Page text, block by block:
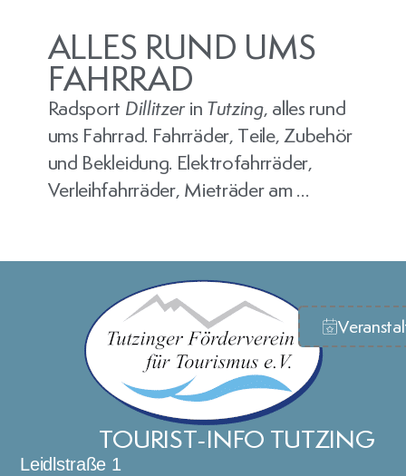
ALLES RUND UMS
FAHRRAD
Radsport Dillitzerin Tutzing, alles rund
ums Fahrrad. Fahrräder, Teile, Zubehör
und Bekleidung. Elektrofahrräder,
Verleihfahrräder, Mieträder am …
TOURIST-INFO TUTZING
Leidlstraße 1